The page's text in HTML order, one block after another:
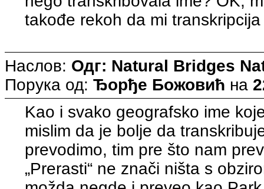
takođe rekoh da mi
Наслов: Одг: Natural Bridges
Порука од: Ђорђе Божовић на
Kao i svako geografsko ime
mislim da je bolje da
prevodimo, tim pre što nam
„Prerasti“ ne znači ništa s